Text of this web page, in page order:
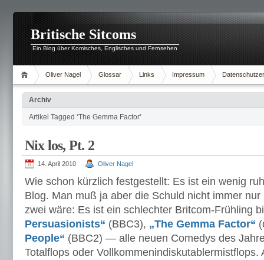
Britische Sitcoms
Ein Blog über Komisches, Englisches und Fernsehen
Oliver Nagel Glossar Links Impressum
Archiv
Artikel Tagged ‘The Gemma Factor’
Nix los, Pt. 2
14. April 2010 Oliver Nagel
Wie schon kürzlich festgestellt: Es ist ein wenig
Blog. Man muß ja aber die Schuld nicht immer
zwei wäre: Es ist ein schlechter Britcom-Frühling
Persuasionists“ (BBC3), „The Gemma Factor“
People“ (BBC2) — alle neuen Comedys des
Totalflops oder Vollkommenindiskutablermistflops.